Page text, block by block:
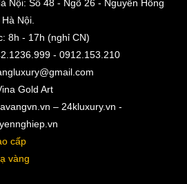
Nội: Số 48 - Ngõ 26 - Nguyên Hồng
Nội.
8h - 17h (nghỉ CN)
- 0912.153.210
Gold Art
– 24kluxury.vn -
cấp
vàng